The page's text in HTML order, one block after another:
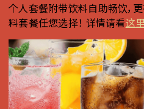
个人套餐附带饮料自助畅饮，
料套餐任您选择！ 详情请看这里